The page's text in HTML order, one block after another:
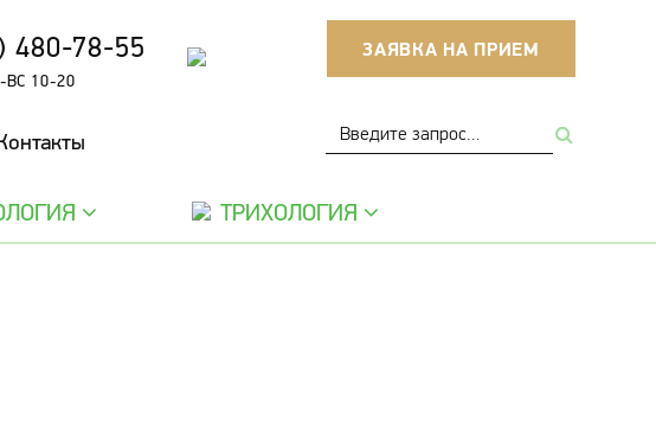
480-78-55
ВС 10-20
ЗАЯВКА НА ПРИЕМ
ТРИХОЛОГИЯ